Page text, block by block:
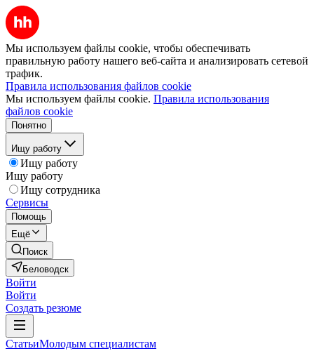
Мы используем файлы cookie, чтобы обеспечивать
правильную работу нашего веб-сайта и анализировать сетевой
трафик.
Правила использования файлов cookie
Мы используем файлы cookie. Правила использования
файлов cookie
Понятно
Ищу работу
Ищу работу
Ищу работу
Ищу сотрудника
Сервисы
Помощь
Ещё
Поиск
Беловодск
Войти
Войти
Создать резюме
СтатьиМолодым специалистам